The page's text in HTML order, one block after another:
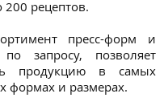
рецептов.
пресс-форм и
запросу, позволяет
продукцию в самых
формах и размерах.